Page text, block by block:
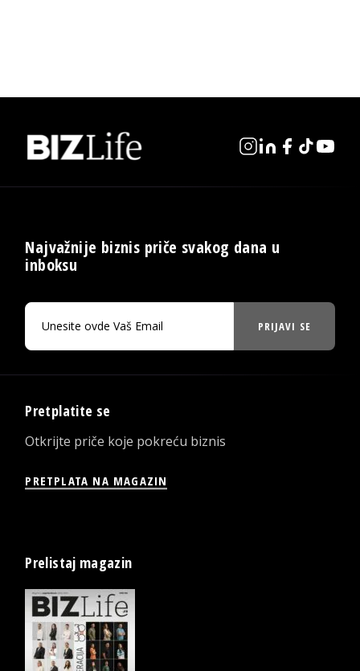
Najvažnije biznis priče svakog dana u
inboksu
PRIJAVI SE
Pretplatite se
Otkrijte priče koje pokreću biznis
PRETPLATA NA MAGAZIN
Prelistaj magazin